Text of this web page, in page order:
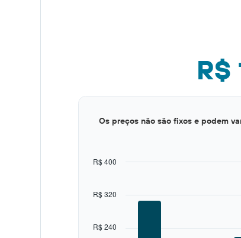
R$
graphic.
R$ 240
R$ 320
R$ 400
Os preços não são fixos e podem